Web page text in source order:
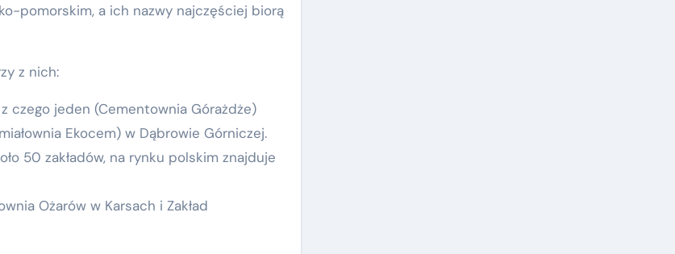
pomorskim, a ich nazwy najczęściej biorą
z nich:
z czego jeden (Cementownia Górażdże)
Ekocem) w Dąbrowie Górniczej.
50 zakładów, na rynku polskim znajduje
Ożarów w Karsach i Zakład